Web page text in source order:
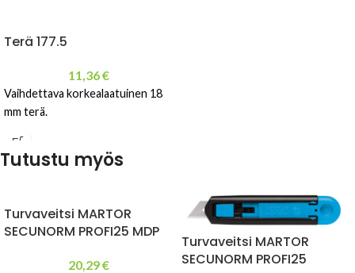
Terä 177.5
11,36€
Vaihdettava korkealaatuinen 18
mm terä.
Tutustu myös
Turvaveitsi MARTOR
SECUNORM PROFI25 MDP
20,29€
Turvaveitsi MARTOR
SECUNORM PROFI25